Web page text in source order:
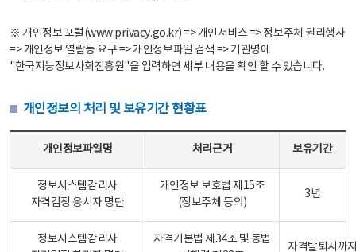
※ 개인정보 포털(www.privacy.go.kr) => 개인서비스 => 정보주체 권리행사
=> 개인정보 열람등 요구 => 개인정보파일 검색 => 기관명에
"한국지능정보사회진흥원"을 입력하면 세부 내용을 확인 할 수 있습니다.
개인정보의 처리 및 보유기간 현황표
개인정보파일명 처리근거 보유기간
정보시스템감리사
자격검정 응시자 명단
개인정보 보호법 제15조
(정보주체 등의)
3년
정보시스템감리사
자격기본법 제34조 및 동법
자격탈퇴시까